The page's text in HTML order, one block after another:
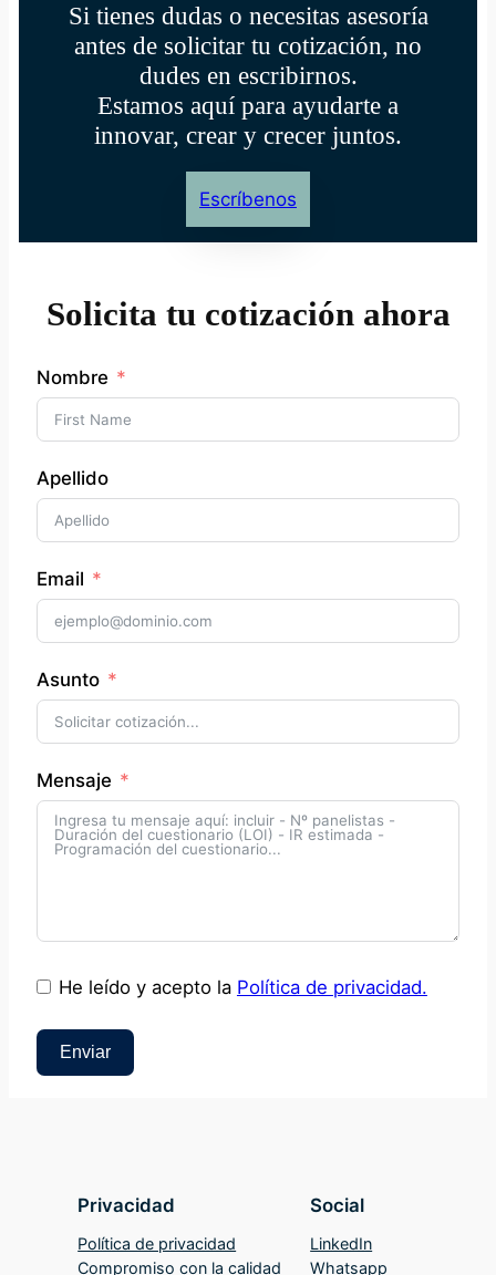
Si tienes dudas o necesitas asesoría
antes de solicitar tu cotización, no
dudes en escribirnos.
Estamos aquí para ayudarte a
innovar, crear y crecer juntos.
Escríbenos
Solicita tu cotización ahora
Nombre
Apellido
Email
Asunto
Mensaje
He leído y acepto la Política de privacidad.
Enviar
Privacidad
Política de privacidad
Compromiso con la calidad
Social
LinkedIn
Whatsapp